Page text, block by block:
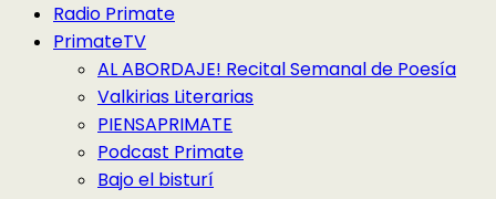
Radio Primate
PrimateTV
AL ABORDAJE! Recital Semanal de Poesía
Valkirias Literarias
PIENSAPRIMATE
Podcast Primate
Bajo el bisturí